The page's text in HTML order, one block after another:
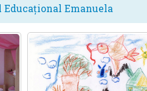
Educațional Emanuela